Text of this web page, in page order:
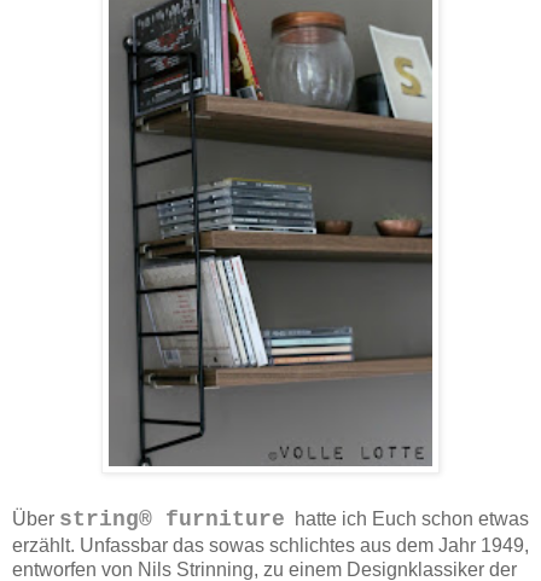
Über string® furniture hatte ich Euch schon etwas
erzählt. Unfassbar das sowas schlichtes aus dem Jahr 1949,
entworfen von Nils Strinning, zu einem Designklassiker der